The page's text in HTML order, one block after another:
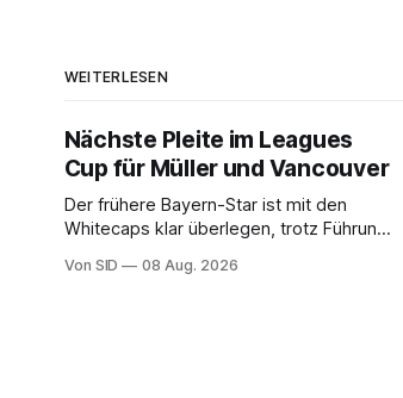
WEITERLESEN
Nächste Pleite im Leagues
Cup für Müller und Vancouver
Der frühere Bayern-Star ist mit den
Whitecaps klar überlegen, trotz Führung
Punkte.
Von SID 08 Aug. 2026